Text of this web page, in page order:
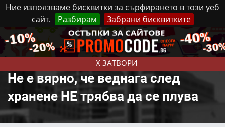
Ние използваме бисквитки за сърфирането в този уеб
сайт.
Разбирам Забрани бисквитките
X ЗАТВОРИ
Неделя, 9 Август, 2026 Реклама Контакти
Не е вярно, че веднага след
хранене НЕ трябва да се плува